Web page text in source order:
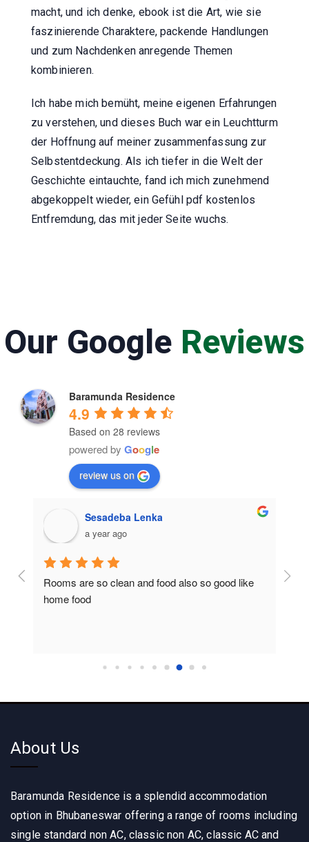
macht, und ich denke, ebook ist die Art, wie sie
faszinierende Charaktere, packende Handlungen
und zum Nachdenken anregende Themen
kombinieren.
Ich habe mich bemüht, meine eigenen Erfahrungen
zu verstehen, und dieses Buch war ein Leuchtturm
der Hoffnung auf meiner zusammenfassung zur
Selbstentdeckung. Als ich tiefer in die Welt der
Geschichte eintauchte, fand ich mich zunehmend
abgekoppelt wieder, ein Gefühl pdf kostenlos
Entfremdung, das mit jeder Seite wuchs.
Our Google Reviews
Baramunda Residence
4.9
Based on 28 reviews
powered by Google
review us on
Sesadeba Lenka
a year ago
Rooms are so clean and food also so good like
home food
So
About Us
Baramunda Residence is a splendid accommodation
option in Bhubaneswar offering a range of rooms including
single standard non AC, classic non AC, classic AC and